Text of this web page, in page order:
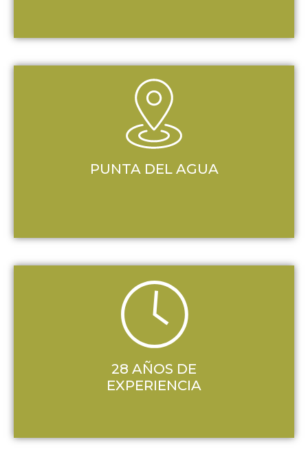
PUNTA DEL AGUA
28 AÑOS DE
EXPERIENCIA